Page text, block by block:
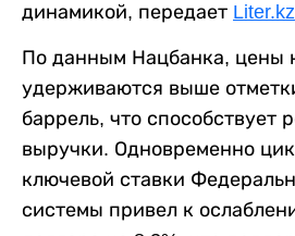
динамикой, передает Liter.kz
По данным Нацбанка, цены
удерживаются выше
баррель, что способствует
выручки. Одновременно
ключевой ставки
системы привел к